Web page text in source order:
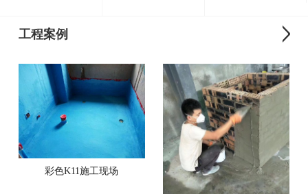
工程案例
彩色K11施工现场